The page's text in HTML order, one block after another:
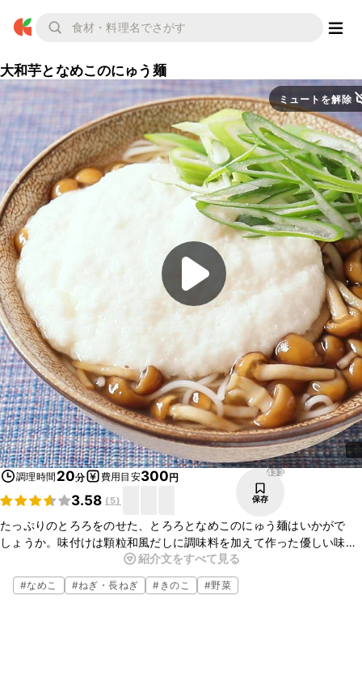
大和芋となめこのにゅう麺
ミュートを解除
調理時間 20分 費用目安300円
3.58 ( 5)
433
保存
たっぷりのとろろをのせた、とろろとなめこのにゅう麺はいかがで
しょうか。味付けは顆粒和風だしに調味料を加えて作った優しい味わ
いのにゅう麺です。寒い日や体調が優れない時におすすめの一品で
す。ぜひお試しくださいね。
紹介文をすべて見る
#なめこ #ねぎ・長ねぎ # きのこ #野菜